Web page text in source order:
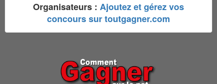
Organisateurs : Ajoutez et gérez vos
concours sur toutgagner.com